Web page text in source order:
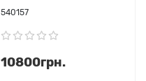
540157
10800грн.